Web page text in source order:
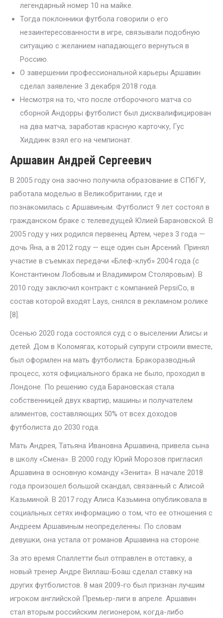
легендарный номер 10 на майке.
Тогда поклонники футбола говорили о его
незаинтересованности в игре, связывали подобную
ситуацию с желанием нападающего вернуться в
Россию.
О завершении профессиональной карьеры Аршавин
сделал заявление 3 декабря 2018 года.
Несмотря на то, что после отборочного матча со
сборной Андорры футболист был дисквалифицирован
на два матча, заработав красную карточку, Гус
Хиддинк взял его на чемпионат.
Аршавин Андрей Сергеевич
В 2005 году она заочно получила образование в СПбГУ,
работала моделью в Великобритании, где и
познакомилась с Аршавиным. Футболист 9 лет состоял в
гражданском браке с телеведущей Юлией Барановской. В
2005 году у них родился первенец Артем, через 3 года —
дочь Яна, а в 2012 году — еще один сын Арсений. Принял
участие в съемках передачи «Блеф-клуб» 2004 года (с
Константином Лобовым и Владимиром Столяровым). В
2010 году заключил контракт с компанией PepsiCo, в
состав которой входят Lays, снялся в рекламном ролике
[8].
Осенью 2020 года состоялся суд с о выселении Алисы и
детей. Дом в Коломягах, который супруги строили вместе,
был оформлен на мать футболиста. Бракоразводный
процесс, хотя официального брака не было, проходил в
Лондоне. По решению суда Барановская стала
собственницей двух квартир, машины и получателем
алиментов, составляющих 50% от всех доходов
футболиста до 2030 года.
Мать Андрея, Татьяна Ивановна Аршавина, привела сына
в школу «Смена». В 2000 году Юрий Морозов пригласил
Аршавина в основную команду «Зенита». В начале 2018
года произошел большой скандал, связанный с Алисой
Казьминой. В 2017 году Алиса Казьмина опубликовала в
социальных сетях информацию о том, что ее отношения с
Андреем Аршавиным неопределенны. По словам
девушки, она устала от романов Аршавина на стороне.
За это время Спаллетти был отправлен в отставку, а
новый тренер Андре Виллаш-Боаш сделал ставку на
других футболистов. 8 мая 2009-го был признан лучшим
игроком английской Премьер-лиги в апреле. Аршавин
стал вторым российским легионером, когда-либо